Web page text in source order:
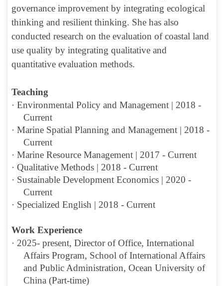
governance improvement by integrating ecological
thinking and resilient thinking. She has also
conducted research on the evaluation of coastal land
use quality by integrating qualitative and
quantitative evaluation methods.
Teaching
·Environmental Policy and Management | 2018 -
Current
·Marine Spatial Planning and Management | 2018 -
Current
·Marine Resource Management | 2017 - Current
·Qualitative Methods | 2018 - Current
· Sustainable Development Economics | 2020 -
Current
· Specialized English | 2018 - Current
Work Experience
· 2025- present, Director of Office, International
Affairs Program, School of International Affairs
and Public Administration, Ocean University of
China (Part-time)